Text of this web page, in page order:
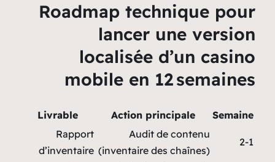
Roadmap
mobile
Action
Livrable
Rapport
d’inventaire